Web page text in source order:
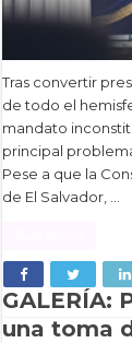
Tras convertir
de todo el
mandato
principal
Pese a que la
de El Salvador, …
GALERÍA:
una toma